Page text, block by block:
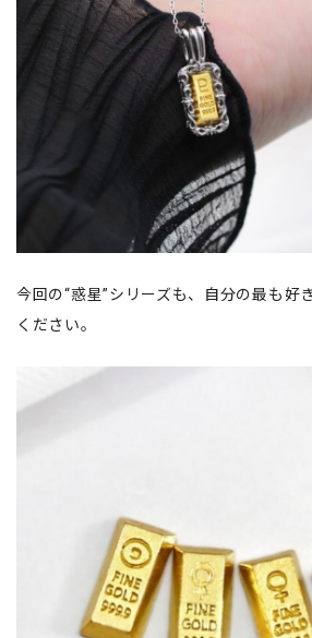
今回の“惑星”シリーズも、自分の最も好
ください。